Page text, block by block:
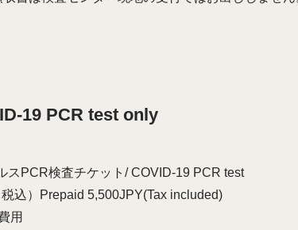
19 PCR test only
スPCR検査チケット/ COVID-19 PCR test
込）Prepaid 5,500JPY(Tax included)
用